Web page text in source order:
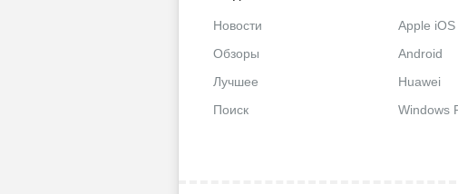
Новости
Обзоры
Лучшее
Поиск
Apple iOS
Android
Huawei
Windows